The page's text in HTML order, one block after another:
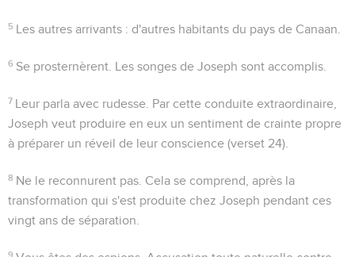
5 Les autres arrivants : d'autres habitants du pays de Canaan.
6 Se prosternèrent . Les songes de Joseph sont accomplis.
7 Leur parla avec rudesse . Par cette conduite extraordinaire,
Joseph veut produire en eux un sentiment de crainte propre
à préparer un réveil de leur conscience (verset 24).
8 Ne le reconnurent pas . Cela se comprend, après la
transformation qui s'est produite chez Joseph pendant ces
vingt ans de séparation.
9